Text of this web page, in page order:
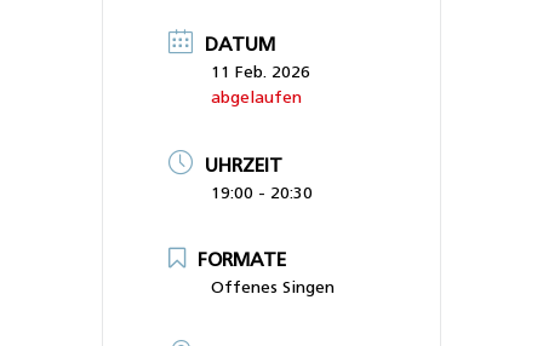
DATUM
11 Feb. 2026
abgelaufen
UHRZEIT
19:00 - 20:30
FORMATE
Offenes Singen